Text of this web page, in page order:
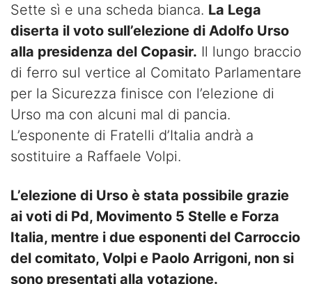
Sette sì e una scheda bianca. La Lega
diserta il voto sull’elezione di Adolfo Urso
alla presidenza del Copasir. Il lungo braccio
di ferro sul vertice al Comitato Parlamentare
per la Sicurezza finisce con l’elezione di
Urso ma con alcuni mal di pancia.
L’esponente di Fratelli d’Italia andrà a
sostituire a Raffaele Volpi.
L’elezione di Urso è stata possibile grazie
ai voti di Pd, Movimento 5 Stelle e Forza
Italia, mentre i due esponenti del Carroccio
del comitato, Volpi e Paolo Arrigoni, non si
sono presentati alla votazione.